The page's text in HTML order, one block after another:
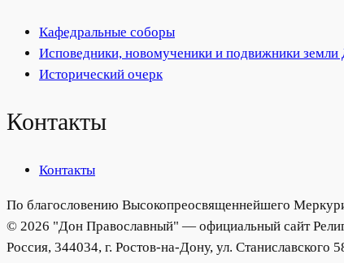
Кафедральные соборы
Исповедники, новомученики и подвижники земли
Исторический очерк
Контакты
Контакты
По благословению Высокопреосвященнейшего
© 2026 "Дон Православный" — официальный сайт
Россия, 344034, г. Ростов-на-Дону, ул.